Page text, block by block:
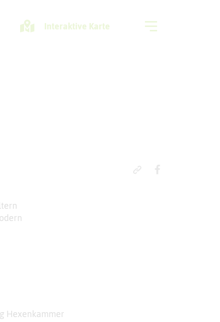
Interaktive Karte
Hexenkammer